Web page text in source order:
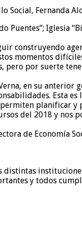
Fernanda
Puentes”; Iglesia
construyendo
momentos
pero por suerte
en su anterior
Esta
planificar
del 2018 y nos
de Economía
distintas
y todos